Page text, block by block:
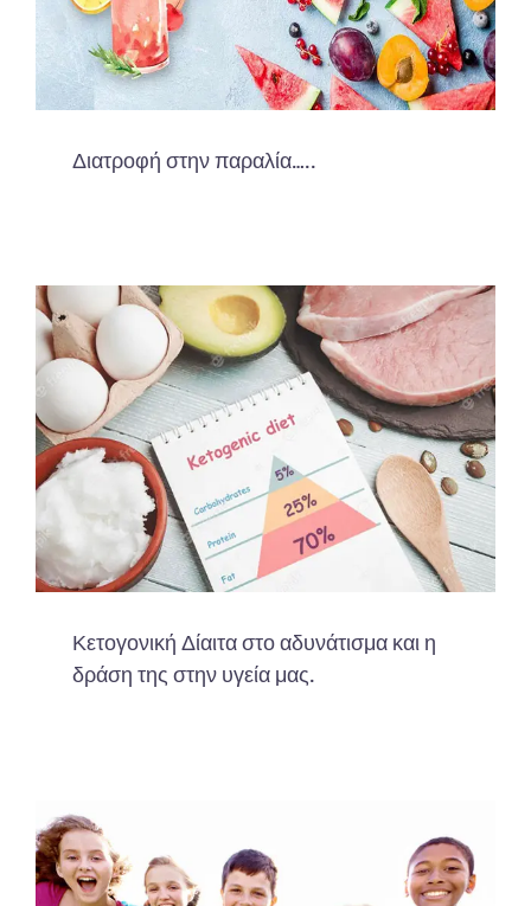
Διατροφή στην παραλία…..
Κετογονική Δίαιτα στο αδυνάτισμα και η
δράση της στην υγεία μας.